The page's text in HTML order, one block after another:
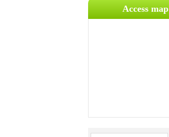
Access map